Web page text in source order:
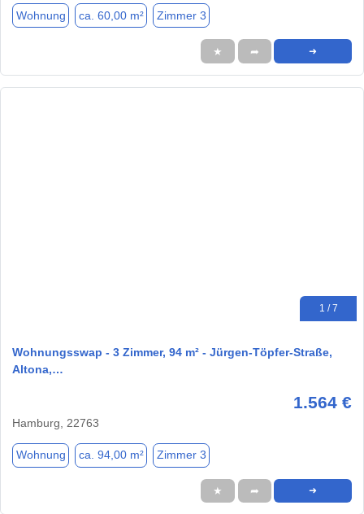
Wohnung ca. 60,00 m² Zimmer 3
★ ➦ ➜
1 / 7
Wohnungsswap - 3 Zimmer, 94 m² - Jürgen-Töpfer-Straße,
Altona,…
1.564 €
Hamburg, 22763
Wohnung ca. 94,00 m² Zimmer 3
★ ➦ ➜